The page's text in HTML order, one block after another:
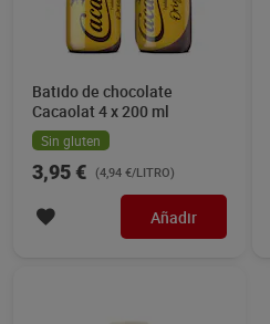
Batido de chocolate
Cacaolat 4 x 200 ml
Sin gluten
3,95 € (4,94 €/LITRO)
Añadir